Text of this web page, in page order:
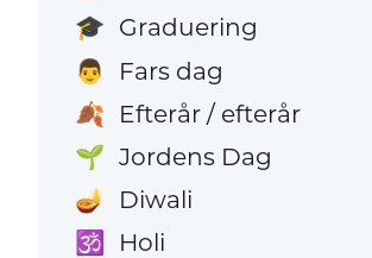
🎓 Graduering
👨 Fars dag
🍂 Efterår / efterår
🌱 Jordens Dag
🪔 Diwali
🕉️ Holi